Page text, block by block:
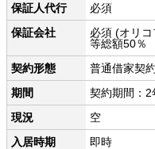
保証人代行
必須
保証会社
必須 (オリ
等総額50％
契約形態
普通借家契約
期間
契約期間：2
現況
空
入居時期
即時